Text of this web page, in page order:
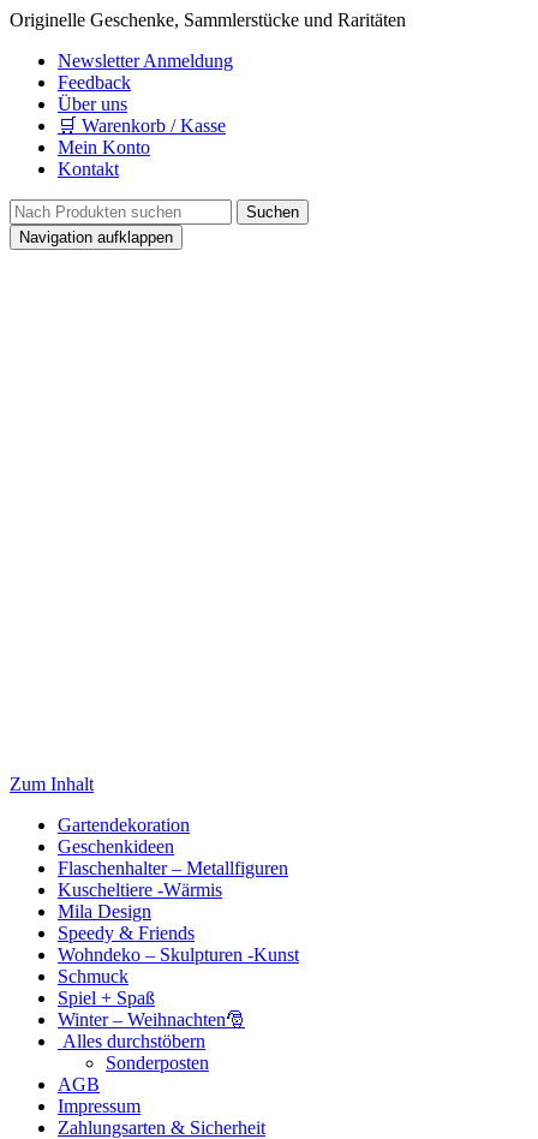
Originelle Geschenke, Sammlerstücke und Raritäten
Newsletter Anmeldung
Feedback
Über uns
🛒 Warenkorb / Kasse
Mein Konto
Kontakt
Navigation aufklappen
Zum Inhalt
Gartendekoration
Geschenkideen
Flaschenhalter – Metallfiguren
Kuscheltiere -Wärmis
Mila Design
Speedy & Friends
Wohndeko – Skulpturen -Kunst
Schmuck
Spiel + Spaß
Winter – Weihnachten🎅
Alles durchstöbern
Sonderposten
AGB
Impressum
Zahlungsarten & Sicherheit